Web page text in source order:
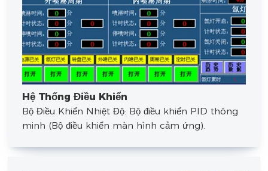
Hệ Thống Điều Khiển
Bộ Điều Khiển Nhiệt Độ: Bộ điều khiển PID thông
minh (Bộ điều khiển màn hình cảm ứng).